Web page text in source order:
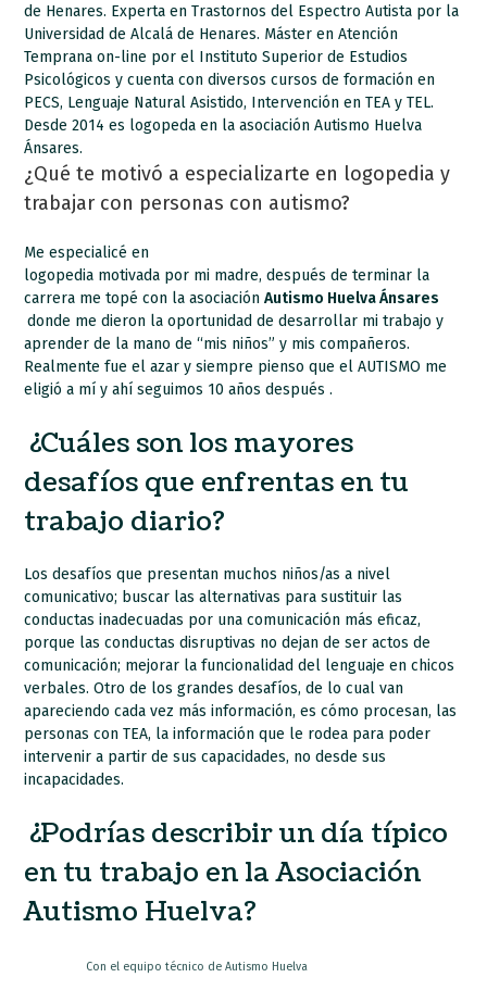
de Henares. Experta en Trastornos del Espectro Autista por la
Universidad de Alcalá de Henares. Máster en Atención
Temprana on-line por el Instituto Superior de Estudios
Psicológicos y cuenta con diversos cursos de formación en
PECS, Lenguaje Natural Asistido, Intervención en TEA y TEL.
Desde 2014 es logopeda en la asociación Autismo Huelva
Ánsares.
¿Qué te motivó a especializarte en logopedia y
trabajar con personas con autismo?
Me especialicé en
logopedia motivada por mi madre, después de terminar la
carrera me topé con la asociaciónAutismo Huelva Ánsares
donde me dieron la oportunidad de desarrollar mi trabajo y
aprender de la mano de “mis niños” y mis compañeros.
Realmente fue el azar y siempre pienso que el AUTISMO me
eligió a mí y ahí seguimos 10 años después .
¿Cuáles son los mayores
desafíos que enfrentas en tu
trabajo diario?
Los desafíos que presentan muchos niños/as a nivel
comunicativo; buscar las alternativas para sustituir las
conductas inadecuadas por una comunicación más eficaz,
porque las conductas disruptivas no dejan de ser actos de
comunicación; mejorar la funcionalidad del lenguaje en chicos
verbales. Otro de los grandes desafíos, de lo cual van
apareciendo cada vez más información, es cómo procesan, las
personas con TEA, la información que le rodea para poder
intervenir a partir de sus capacidades, no desde sus
incapacidades.
¿Podrías describir un día típico
en tu trabajo en la Asociación
Autismo Huelva?
Con el equipo técnico de Autismo Huelva